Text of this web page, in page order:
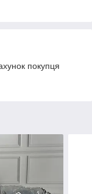
покупця